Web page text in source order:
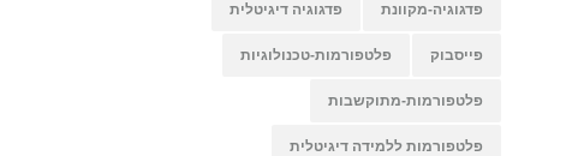
פדגוגיה-מקוונת פדגוגיה דיגיטלית
פייסבוק פלטפורמות-טכנולוגיות
פלטפורמות-מתוקשבות
פלטפורמות ללמידה דיגיטלית